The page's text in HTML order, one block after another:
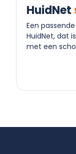
Een
HuidNet, dat
met een